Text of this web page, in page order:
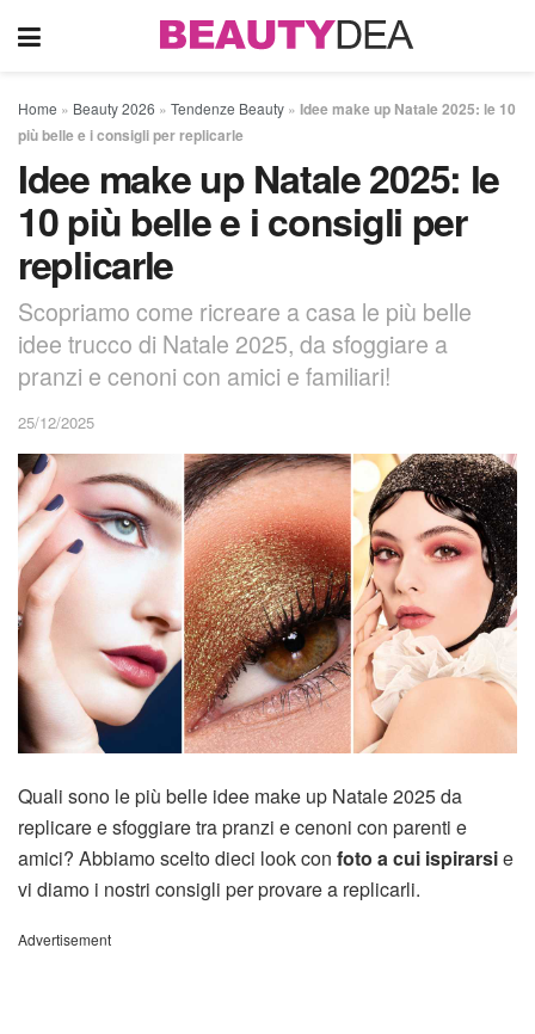
Home » Beauty 2026 » Tendenze Beauty » Idee make up Natale 2025: le 10
più belle e i consigli per replicarle
Idee make up Natale 2025: le
10 più belle e i consigli per
replicarle
Scopriamo come ricreare a casa le più belle
idee trucco di Natale 2025, da sfoggiare a
pranzi e cenoni con amici e familiari!
25/12/2025
Quali sono le più belle idee make up Natale 2025 da
replicare e sfoggiare tra pranzi e cenoni con parenti e
amici? Abbiamo scelto dieci look con foto a cui ispirarsie
vi diamo i nostri consigli per provare a replicarli.
Advertisement